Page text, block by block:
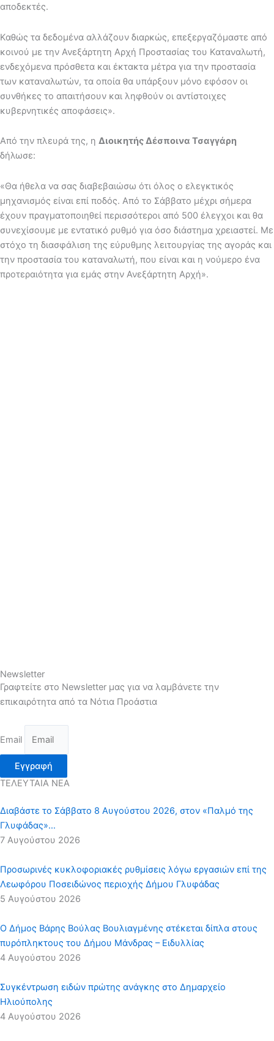
αποδεκτές.
Καθώς τα δεδομένα αλλάζουν διαρκώς, επεξεργαζόμαστε από
κοινού με την Ανεξάρτητη Αρχή Προστασίας του Καταναλωτή,
ενδεχόμενα πρόσθετα και έκτακτα μέτρα για την προστασία
των καταναλωτών, τα οποία θα υπάρξουν μόνο εφόσον οι
συνθήκες το απαιτήσουν και ληφθούν οι αντίστοιχες
κυβερνητικές αποφάσεις».
Από την πλευρά της, η Διοικητής Δέσποινα Τσαγγάρη
δήλωσε:
«Θα ήθελα να σας διαβεβαιώσω ότι όλος ο ελεγκτικός
μηχανισμός είναι επί ποδός. Από το Σάββατο μέχρι σήμερα
έχουν πραγματοποιηθεί περισσότεροι από 500 έλεγχοι και θα
συνεχίσουμε με εντατικό ρυθμό για όσο διάστημα χρειαστεί. Με
στόχο τη διασφάλιση της εύρυθμης λειτουργίας της αγοράς και
την προστασία του καταναλωτή, που είναι και η νούμερο ένα
προτεραιότητα για εμάς στην Ανεξάρτητη Αρχή».
Newsletter
Γραφτείτε στο Newsletter μας για να λαμβάνετε την
επικαιρότητα από τα Νότια Προάστια
Email
Εγγραφή
ΤΕΛΕΥΤΑΙΑ ΝΕΑ
Διαβάστε το Σάββατο 8 Αυγούστου 2026, στον «Παλμό της
Γλυφάδας»…
7 Αυγούστου 2026
Προσωρινές κυκλοφοριακές ρυθμίσεις λόγω εργασιών επί της
Λεωφόρου Ποσειδώνος περιοχής Δήμου Γλυφάδας
5 Αυγούστου 2026
Ο Δήμος Βάρης Βούλας Βουλιαγμένης στέκεται δίπλα στους
πυρόπληκτους του Δήμου Μάνδρας – Ειδυλλίας
4 Αυγούστου 2026
Συγκέντρωση ειδών πρώτης ανάγκης στο Δημαρχείο
Ηλιούπολης
4 Αυγούστου 2026